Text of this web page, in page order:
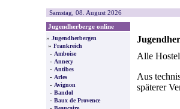
Samstag, 08. August 2026
Jugendherberge online
» Jugendherbergen
» Frankreich
- Amboise
- Annecy
- Antibes
- Arles
- Avignon
- Bandol
- Baux de Provence
Alle
Aus
späterer